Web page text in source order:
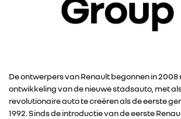
De ontwerpers van Renault begonnen in 2008
ontwikkeling van de nieuwe stadsauto, met
revolutionaire auto te creëren als de eerste
1992. Sinds de introductie van de eerste